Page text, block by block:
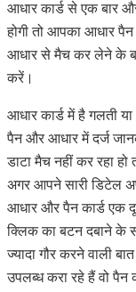
आधार कार्ड से एक बार
होगी तो आपका आधार पैन
आधार से मैच कर लेने के
करें।
आधार कार्ड में है गलती
पैन और आधार में दर्ज
डाटा मैच नहीं कर रहा
अगर आपने सारी डिटेल
आधार और पैन कार्ड एक
क्लिक का बटन दबाने के
ज्यादा गौर करने वाली
उपलब्ध करा रहे हैं वो पैन